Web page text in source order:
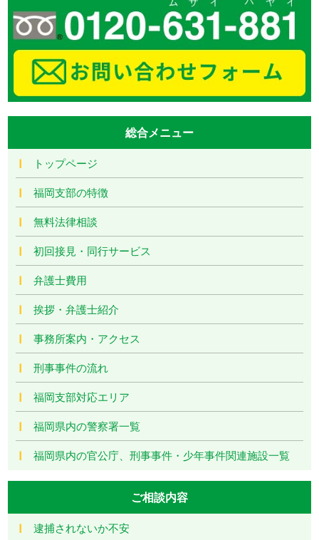
総合メニュー
トップページ
福岡支部の特徴
無料法律相談
初回接見・同行サービス
弁護士費用
挨拶・弁護士紹介
事務所案内・アクセス
刑事事件の流れ
福岡支部対応エリア
福岡県内の警察署一覧
福岡県内の官公庁、刑事事件・少年事件関連施設一覧
ご相談内容
逮捕されないか不安